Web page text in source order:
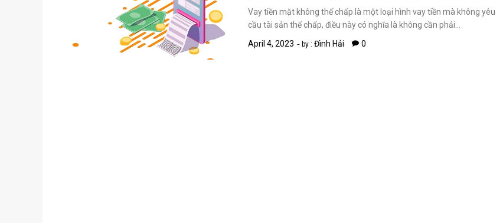
Vay tiền mặt không thế chấp là một loại hình vay tiền mà không yêu
cầu tài sản thế chấp, điều này có nghĩa là không cần phải…
April 4, 2023
by :Đình Hải 0